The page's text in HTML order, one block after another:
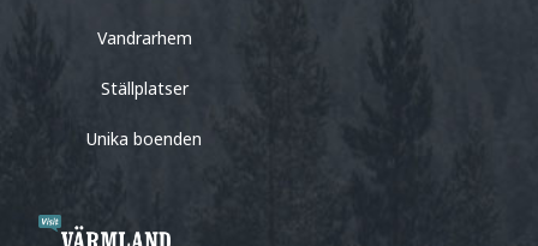
Vandrarhem
Ställplatser
Unika boenden